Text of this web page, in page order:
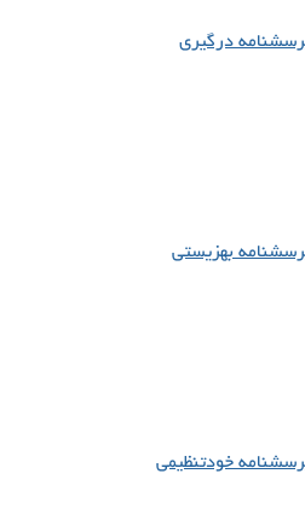
درگیری
بهزیستی
خودتنظیمی